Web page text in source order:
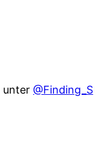
unter@Finding_S